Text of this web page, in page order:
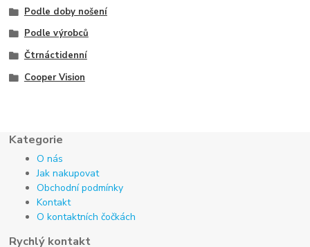
Podle doby nošení
Podle výrobců
Čtrnáctidenní
Cooper Vision
Kategorie
O nás
Jak nakupovat
Obchodní podmínky
Kontakt
O kontaktních čočkách
Rychlý kontakt